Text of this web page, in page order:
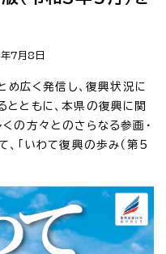
7月8日
広く発信し、復興状況に
ともに、本県の復興に関
の方々とのさらなる参画・
、「いわて復興の歩み（第5